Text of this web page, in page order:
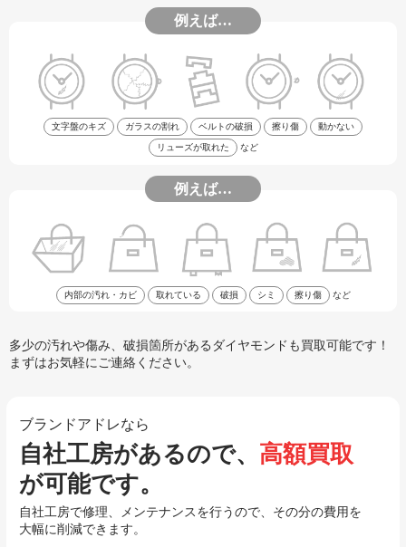
例えば…
文字盤のキズ ガラスの割れ ベルトの破損 擦り傷 動かない
リューズが取れた など
例えば…
内部の汚れ・カビ 取れている 破損 シミ 擦り傷 など
多少の汚れや傷み、破損箇所があるダイヤモンドも買取可能です！
まずはお気軽にご連絡ください。
ブランドアドレなら
自社工房があるので、 高額買取
が可能です。
自社工房で修理、メンテナンスを行うので、その分の費用を
大幅に削減できます。